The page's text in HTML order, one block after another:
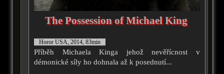
The Possession of Michael King
Horor USA, 2014, 83min
Příběh Michaela Kinga jehož nevěřícnost v
démonické síly ho dohnala až k posednutí...